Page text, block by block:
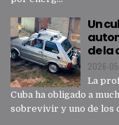
Un
de la
2026-
La
Cuba ha obligado a
sobrevivir y uno de los